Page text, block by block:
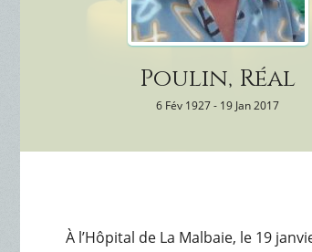
Poulin, Réal
6 Fév 1927 - 19 Jan 2017
À l’Hôpital de La Malbaie, le 19